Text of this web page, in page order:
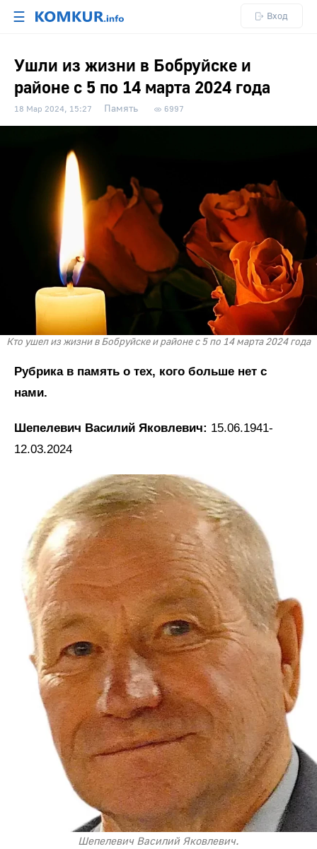
☰ Вход
Ушли из жизни в Бобруйске и
районе с 5 по 14 марта 2024 года
18 Мар 2024, 15:27 Память 6997
Кто ушел из жизни в Бобруйске и районе с 5 по 14 марта 2024 года
Рубрика в память о тех, кого больше нет с
нами.
Шепелевич Василий Яковлевич: 15.06.1941-
12.03.2024
Шепелевич Василий Яковлевич.